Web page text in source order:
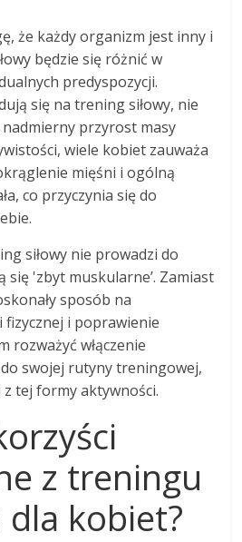
że każdy organizm jest inny i
będzie się różnić w
predyspozycji.
się na trening siłowy, nie
przyrost masy
wiele kobiet zauważa
mięśni i ogólną
co przyczynia się do
siłowy nie prowadzi do
się 'zbyt muskularne’. Zamiast
sposób na
i poprawienie
rozważyć włączenie
swojej rutyny treningowej,
tej formy aktywności.
z treningu
dla kobiet?